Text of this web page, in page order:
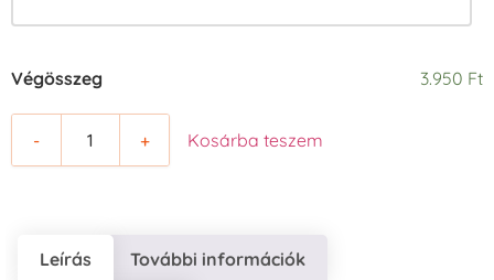
Végösszeg 3.950 Ft
- + Kosárba teszem
Leírás További információk